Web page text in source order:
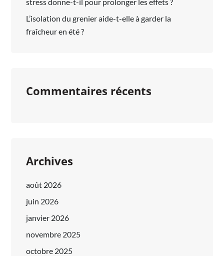
L’isolation du grenier aide-t-elle à garder la
fraîcheur en été ?
Commentaires récents
Archives
août 2026
juin 2026
janvier 2026
novembre 2025
octobre 2025